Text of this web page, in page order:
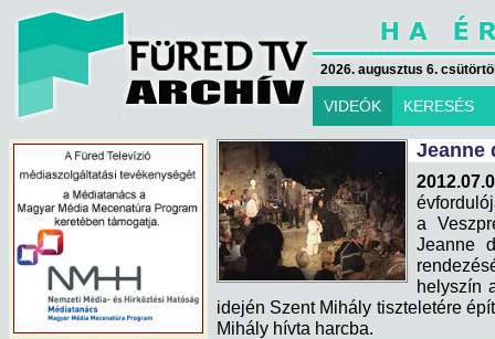
2026. augusztus 6.
VIDEÓK KERESÉS
Jeanne
a
Jeanne
helyszín
idején Szent Mihály tiszteletére
Mihály hívta harcba.